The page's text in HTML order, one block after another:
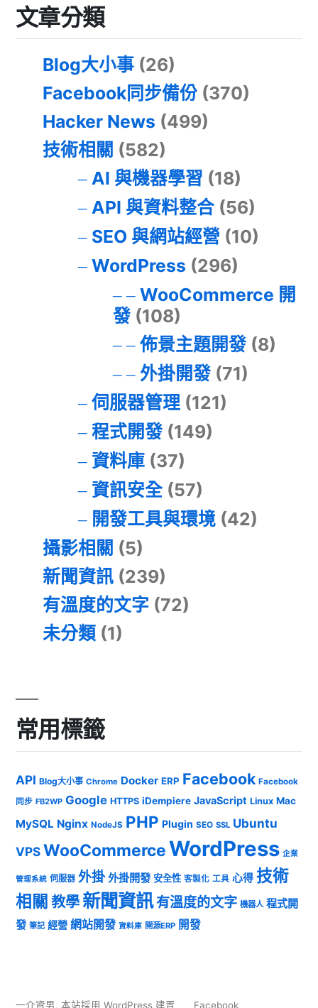
文章分類
Blog大小事 (26)
Facebook同步備份 (370)
Hacker News (499)
技術相關 (582)
AI 與機器學習 (18)
API 與資料整合(56)
SEO 與網站經營 (10)
WordPress (296)
WooCommerce 開
發(108)
佈景主題開發(8)
外掛開發(71)
伺服器管理(121)
程式開發(149)
資料庫(37)
資訊安全(57)
開發工具與環境(42)
攝影相關 (5)
新聞資訊 (239)
有溫度的文字 (72)
未分類 (1)
常用標籤
API Blog大小事 Chrome Docker ERP Facebook Facebook
同步 FB2WP Google HTTPS iDempiere JavaScript Linux Mac
MySQL Nginx NodeJS PHP Plugin SEO SSL Ubuntu
VPSWooCommerceWordPress 企業
管理系統 伺服器 外掛 外掛開發 安全性 客製化 工具 心得 技術
相關 教學 新聞資訊有溫度的文字 機器人 程式開
發 筆記 經營 網站開發 資料庫 開源ERP 開發
一介資男, 本站採用 WordPress 建置 Facebook